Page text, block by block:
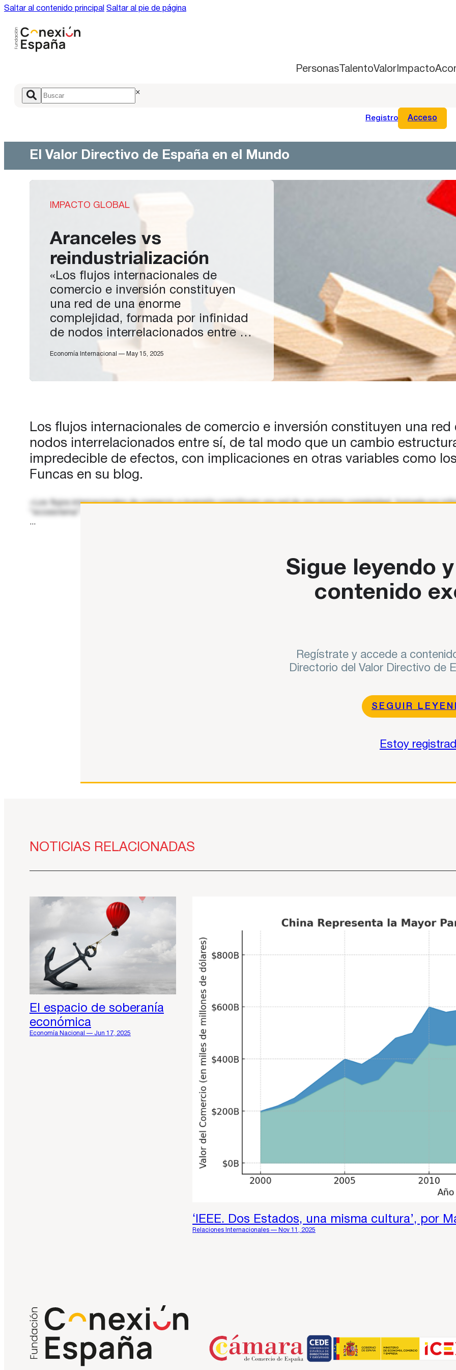
Saltar al contenido principal Saltar al pie de página
PersonasTalentoValorImpacto
×
Registro Acceso
El Valor Directivo de España en el Mundo
IMPACTO GLOBAL
Aranceles vs
reindustrialización
«Los flujos internacionales de
comercio e inversión constituyen
una red de una enorme
complejidad, formada por infinidad
de nodos interrelacionados entre sí,
de tal modo que un cambio
desencadenará una sucesión
como los tipos de cambio, tipos de
interés, etc. El resultado final de…
Economía Internacional — May 15, 2025
Los flujos internacionales de comercio e inversión constituyen una
nodos interrelacionados entre sí, de tal modo que un cambio
impredecible de efectos, con implicaciones en otras variables como
Funcas en su blog.
«Los flujos internacionales de comercio e inversión constituyen una red de una enorme complejidad, formada por
...
Sigue leyendo
contenido
Regístrate y accede a
Directorio del Valor Directivo de
SEGUIR
Estoy
NOTICIAS RELACIONADAS
El espacio de soberanía
económica
Economía Nacional — Jun 17, 2025
‘IEEE. Dos Estados, una misma cultura’, por
Relaciones Internacionales — Nov 11, 2025